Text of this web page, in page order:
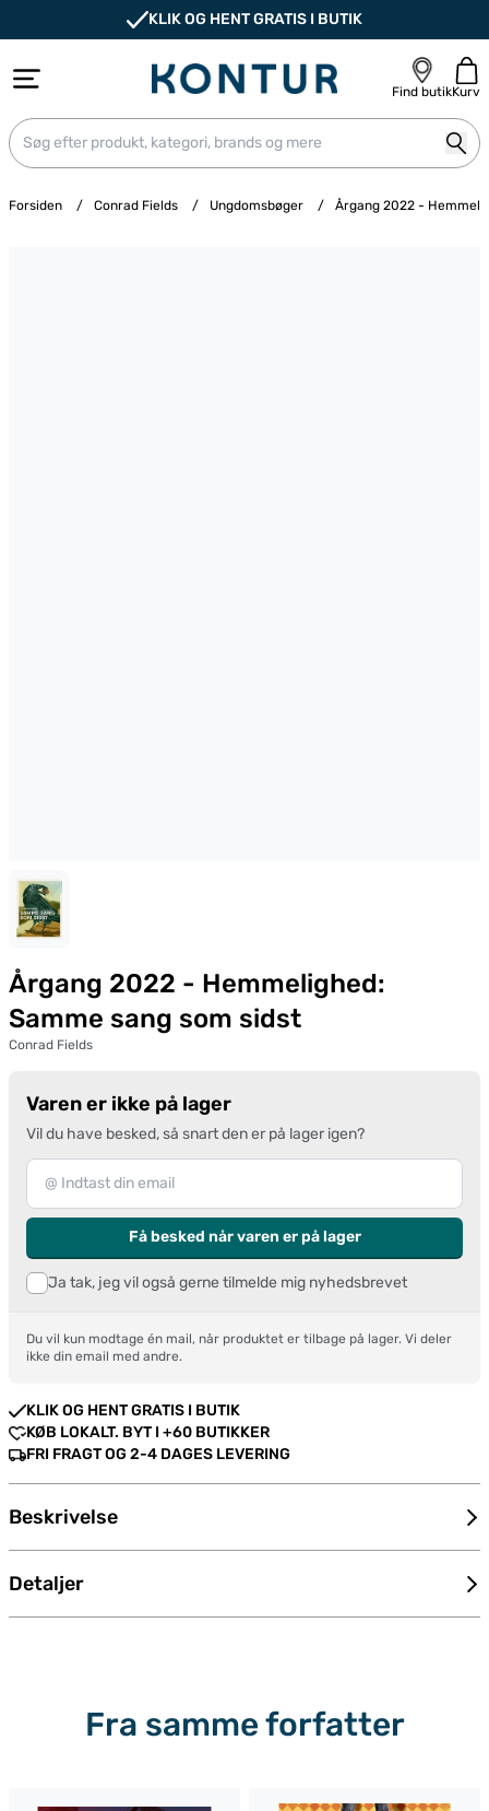
KLIK OG HENT GRATIS I BUTIK
Find butikKurv
Forsiden / Conrad Fields / Ungdomsbøger / Årgang 2022 -
Årgang 2022 - Hemmelighed:
Samme sang som sidst
Conrad Fields
Varen er ikke på lager
Vil du have besked, så snart den er på lager igen?
Få besked når varen er på lager
Ja tak, jeg vil også gerne tilmelde mig nyhedsbrevet
Du vil kun modtage én mail, når produktet er tilbage på lager. Vi deler
ikke din email med andre.
KLIK OG HENT GRATIS I BUTIK
KØB LOKALT. BYT I +60 BUTIKKER
FRI FRAGT OG 2-4 DAGES LEVERING
Beskrivelse
Detaljer
Fra samme forfatter